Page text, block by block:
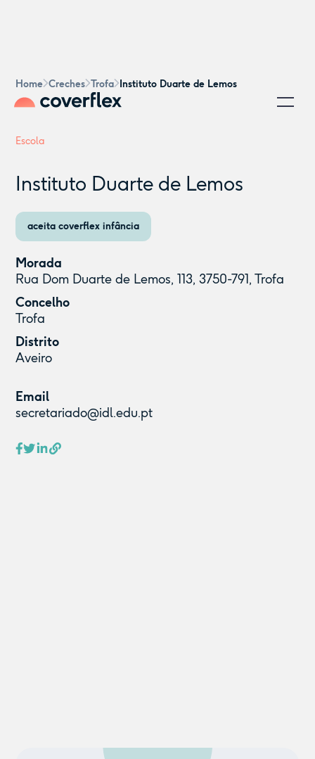
Home Creches Trofa Instituto Duarte de Lemos
Escola
Instituto Duarte de Lemos
aceita coverflex infância
Morada
Rua Dom Duarte de Lemos, 113, 3750-791, Trofa
Concelho
Trofa
Distrito
Aveiro
Email
secretariado@idl.edu.pt